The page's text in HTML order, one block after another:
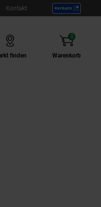
Kontakt
finden Warenkorb
0
Artikel